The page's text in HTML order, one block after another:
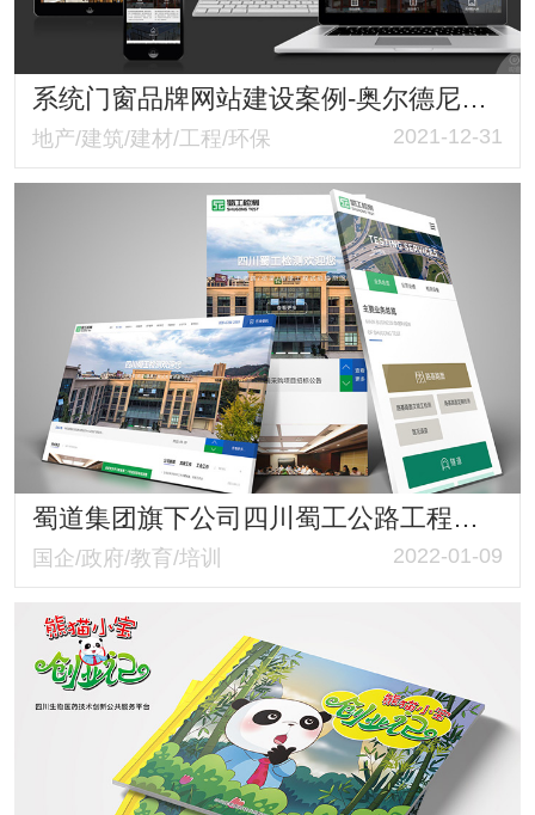
系统门窗品牌网站建设案例-奥尔德尼门窗品牌宣传官网
地产/建筑/建材/工程/环保 2021-12-31
蜀道集团旗下公司四川蜀工公路工程试验检测有限公司官网建设案例
国企/政府/教育/培训 2022-01-09